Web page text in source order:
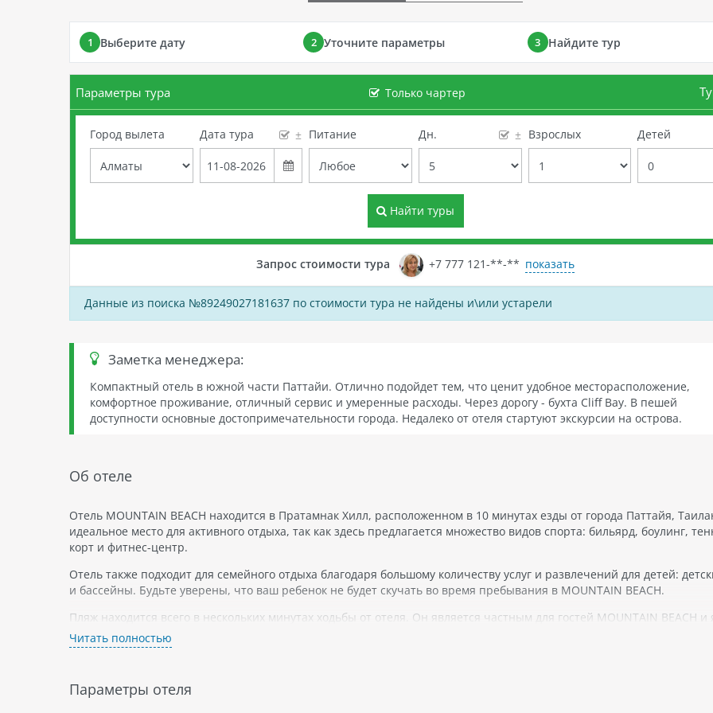
1 Выберите дату 2 Уточните параметры 3 Найдите тур
Параметры тура Только чартер
Город вылета Дата тура ± Питание Дн. ± Взрослых Детей
Найти туры
Запрос стоимости тура +7 777 121-**-** показать
Данные из поиска №89249027181637 по стоимости тура не найдены и\или устарели
Заметка менеджера:
Компактный отель в южной части Паттайи. Отлично подойдет тем, что ценит удобное месторасположение,
комфортное проживание, отличный сервис и умеренные расходы. Через дорогу - бухта Cliff Bay. В пешей
доступности основные достопримечательности города. Недалеко от отеля стартуют экскурсии на острова.
Об отеле
Отель MOUNTAIN BEACH находится в Пратамнак Хилл, расположенном в 10 минутах езды от города Паттайя,
идеальное место для активного отдыха, так как здесь предлагается множество видов спорта: бильярд, боулинг,
корт и фитнес-центр.
Отель также подходит для семейного отдыха благодаря большому количеству услуг и развлечений для детей:
и бассейны. Будьте уверены, что ваш ребенок не будет скучать во время пребывания в MOUNTAIN BEACH.
Пляж находится всего в нескольких минутах ходьбы от отеля. Он является частным для гостей MOUNTAIN BEACH и
безопасным местом для купания даже с маленькими детьми. Вы также можете арендовать лежаки и зонтики на
многое другое.
Читать полностью
Параметры отеля
воспользоваться услугами
экскурсионным бюро,
организовать поездки к
достопримечательностям.